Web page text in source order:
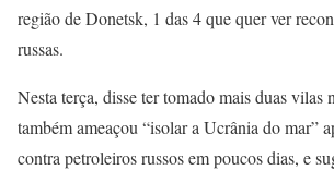
região de Donetsk, 1 das 4 que quer ver
russas.
Nesta terça, disse ter tomado mais duas
também ameaçou “isolar a Ucrânia do mar”
contra petroleiros russos em poucos dias, e